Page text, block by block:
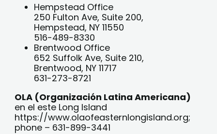
Hempstead Office
250 Fulton Ave, Suite 200,
Hempstead, NY 11550
516-489-8330
Brentwood Office
652 Suffolk Ave, Suite 210,
Brentwood, NY 11717
631-273-8721
OLA (Organización Latina Americana)
en el este Long Island
https://www.olaofeasternlongisland.org;
phone – 631-899-3441